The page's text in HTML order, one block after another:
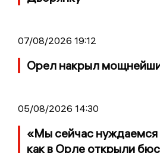
07/08/2026 19:12
Орел накрыл
05/08/2026 14:30
«Мы сейчас нуждаемся
как в Орле открыли